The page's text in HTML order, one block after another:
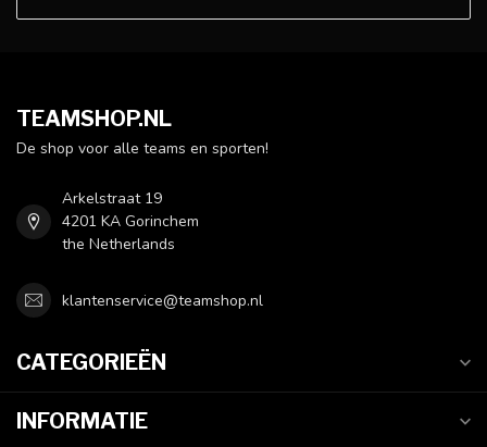
TEAMSHOP.NL
De shop voor alle teams en sporten!
Arkelstraat 19
4201 KA Gorinchem
the Netherlands
klantenservice@teamshop.nl
CATEGORIEËN
INFORMATIE